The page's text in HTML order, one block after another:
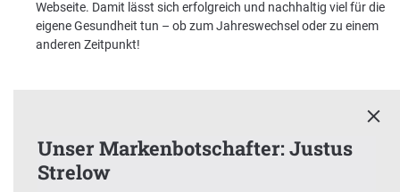
Webseite. Damit lässt sich erfolgreich und nachhaltig viel für die
eigene Gesundheit tun – ob zum Jahreswechsel oder zu einem
anderen Zeitpunkt!
Unser Markenbotschafter: Justus
Strelow